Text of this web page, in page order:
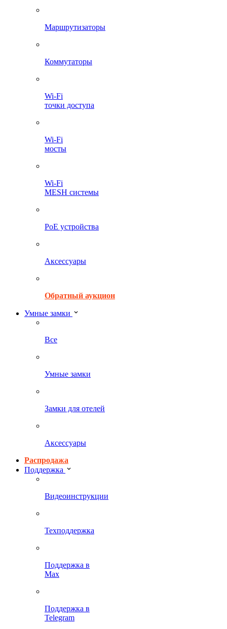
Маршрутизаторы
Коммутаторы
Wi-Fi
точки доступа
Wi-Fi
мосты
Wi-Fi
MESH системы
PoE устройства
Аксессуары
Обратный аукцион
Умные замки
Все
Умные замки
Замки для отелей
Аксессуары
Распродажа
Поддержка
Видеоинструкции
Техподдержка
Поддержка в
Max
Поддержка в
Telegram